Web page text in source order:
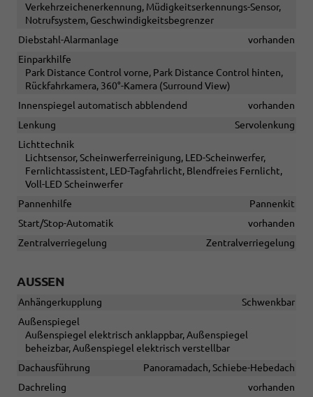
Verkehrzeichenerkennung, Müdigkeitserkennungs-Sensor,
Notrufsystem, Geschwindigkeitsbegrenzer
Diebstahl-Alarmanlage
vorhanden
Einparkhilfe
Park Distance Control vorne, Park Distance Control hinten,
Rückfahrkamera, 360°-Kamera (Surround View)
Innenspiegel automatisch abblendend
vorhanden
Lenkung
Servolenkung
Lichttechnik
Lichtsensor, Scheinwerferreinigung, LED-Scheinwerfer,
Fernlichtassistent, LED-Tagfahrlicht, Blendfreies Fernlicht,
Voll-LED Scheinwerfer
Pannenhilfe
Pannenkit
Start/Stop-Automatik
vorhanden
Zentralverriegelung
Zentralverriegelung
AUSSEN
Anhängerkupplung
Schwenkbar
Außenspiegel
Außenspiegel elektrisch anklappbar, Außenspiegel
beheizbar, Außenspiegel elektrisch verstellbar
Dachausführung
Panoramadach, Schiebe-Hebedach
Dachreling
vorhanden